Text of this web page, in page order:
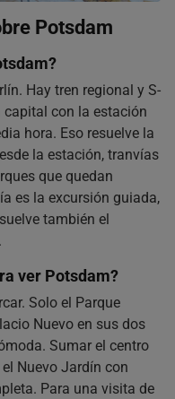
Potsdam
Hay tren regional y S-
capital con la estación
hora. Eso resuelve la
la estación, tranvías
que quedan
es la excursión guiada,
también el
ver Potsdam?
Solo el Parque
Nuevo en sus dos
Sumar el centro
Nuevo Jardín con
Para una visita de